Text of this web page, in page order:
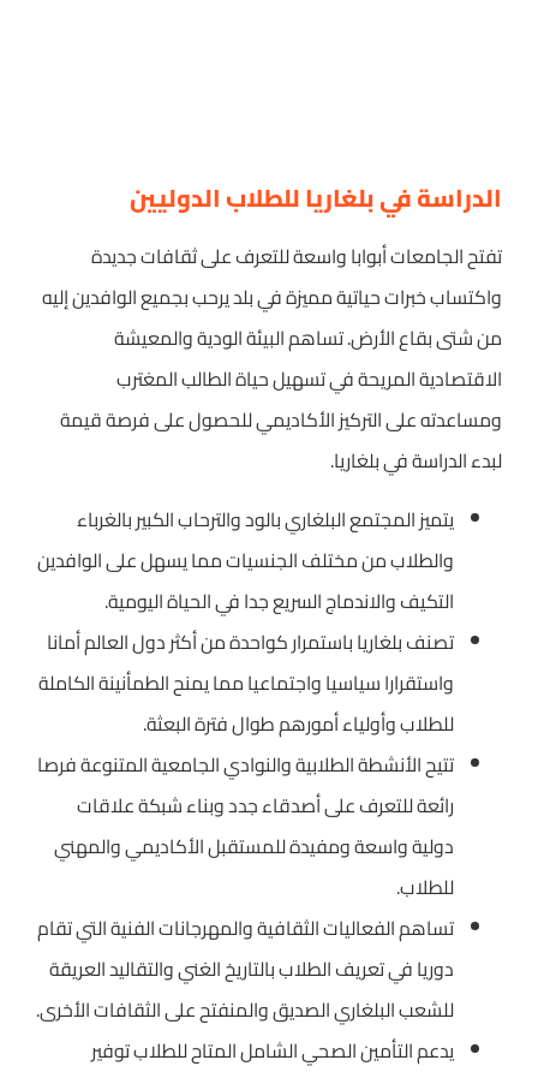
الدراسة في بلغاريا للطلاب الدوليين
تفتح الجامعات أبوابا واسعة للتعرف على ثقافات جديدة
واكتساب خبرات حياتية مميزة في بلد يرحب بجميع الوافدين إليه
من شتى بقاع الأرض. تساهم البيئة الودية والمعيشة
الاقتصادية المريحة في تسهيل حياة الطالب المغترب
ومساعدته على التركيز الأكاديمي للحصول على فرصة قيمة
لبدء الدراسة في بلغاريا.
يتميز المجتمع البلغاري بالود والترحاب الكبير بالغرباء
والطلاب من مختلف الجنسيات مما يسهل على الوافدين
التكيف والاندماج السريع جدا في الحياة اليومية.
تصنف بلغاريا باستمرار كواحدة من أكثر دول العالم أمانا
واستقرارا سياسيا واجتماعيا مما يمنح الطمأنينة الكاملة
للطلاب وأولياء أمورهم طوال فترة البعثة.
تتيح الأنشطة الطلابية والنوادي الجامعية المتنوعة فرصا
رائعة للتعرف على أصدقاء جدد وبناء شبكة علاقات
دولية واسعة ومفيدة للمستقبل الأكاديمي والمهني
للطلاب.
تساهم الفعاليات الثقافية والمهرجانات الفنية التي تقام
دوريا في تعريف الطلاب بالتاريخ الغني والتقاليد العريقة
للشعب البلغاري الصديق والمنفتح على الثقافات الأخرى.
يدعم التأمين الصحي الشامل المتاح للطلاب توفير